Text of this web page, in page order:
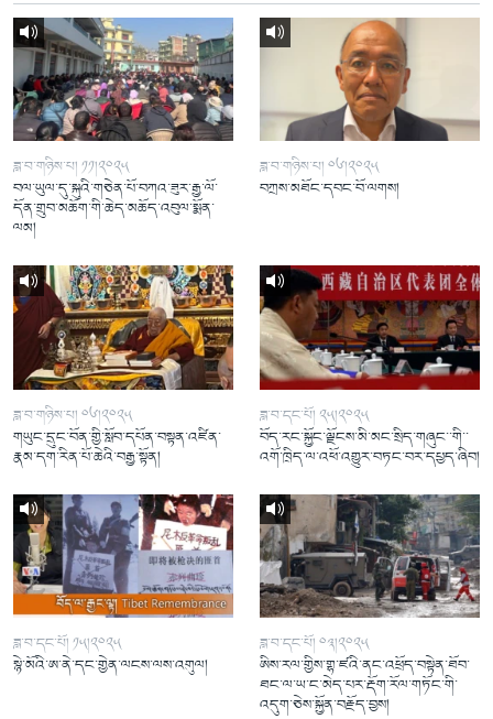
ཟླ་བ་གཉིས་པ། ༡༡།༢༠༢༥
བལ་ཡུལ་དུ་སྐུའི་གཅེན་པོ་བཀའ་ཟུར་རྒྱ་ལོ་
དོན་གྲུབ་མཆོག་གི་ཆེད་མཆོད་འབུལ་སྨོན་
ལམ།
ཟླ་བ་གཉིས་པ། ༠༦།༢༠༢༥
བཀྲས་མཐོང་དབང་བོ་ལགས།
ཟླ་བ་གཉིས་པ། ༠༦།༢༠༢༥
གཡུང་དྲུང་བོན་གྱི་སློབ་དཔོན་བསྟན་འཛིན་
རྣམ་དག་རིན་པོ་ཆེའི་བརྒྱ་སྟོན།
ཟླ་བ་དང་པོ། ༢༥།༢༠༢༥
བོད་རང་སྐྱོང་ལྗོངས་མི་མང་སྲིད་གཞུང་་གི་་
འགོ་ཁྲིད་ལ་འཕོ་འགྱུར་བཏང་བར་དཔྱད་ཞིབ།
ཟླ་བ་དང་པོ། ༡༥།༢༠༢༥
སྙེ་མོའི་ཨ་ནེ་དང་གྱེན་ལངས་ལས་འགུལ།
ཟླ་བ་དང་པོ། ༠༣།༢༠༢༥
ཨིས་རལ་གྱིས་གྷ་ཛའི་ནང་འཕྲོད་བསྟེན་ཐོབ་
ཐང་ལ་ཡ་ང་མེད་པར་རྡོག་རོལ་གཏོང་གི་
འདུག་ཅེས་སྐྱོན་བརྗོད་བྱས།